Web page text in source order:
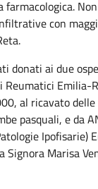
farmacologica.
con
donati ai due
Reumatici Emilia-
al ricavato
pasquali, e da
Ipofisarie)
Signora Marisa